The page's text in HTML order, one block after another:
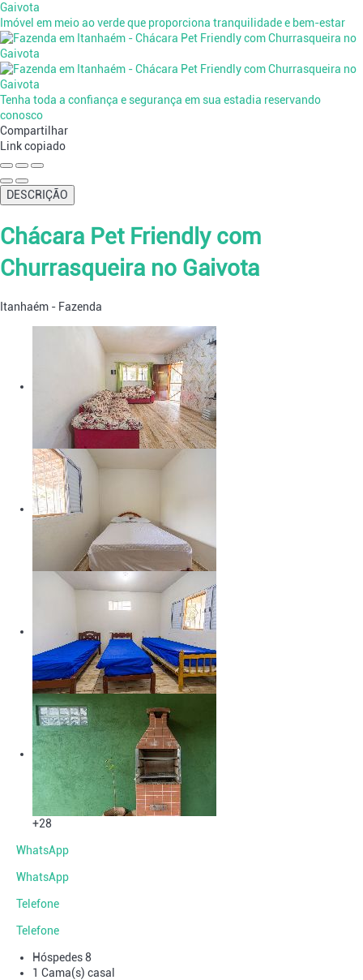
Imóvel em meio ao verde que proporciona tranquilidade e bem-estar
Tenha toda a confiança e segurança em sua estadia reservando
conosco
Compartilhar
Link copiado
DESCRIÇÃO
Chácara Pet Friendly com
Churrasqueira no Gaivota
Itanhaém - Fazenda
+28
WhatsApp
WhatsApp
Telefone
Telefone
Hóspedes8
1 Cama(s) casal